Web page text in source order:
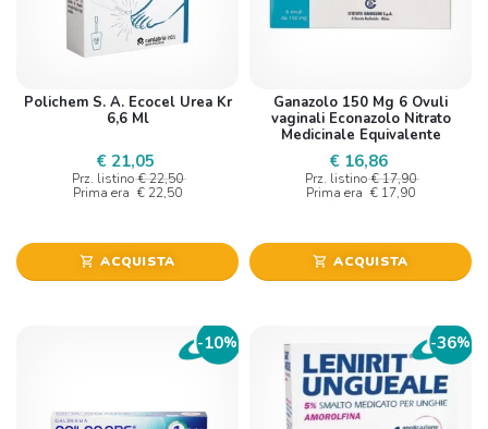
Polichem S. A. Ecocel Urea Kr
6,6 Ml
€ 21,05
Prz. listino € 22,50
Prima era € 22,50
shopping_cart ACQUISTA
Ganazolo 150 Mg 6 Ovuli
vaginali Econazolo Nitrato
Medicinale Equivalente
€ 16,86
Prz. listino € 17,90
Prima era € 17,90
shopping_cart ACQUISTA
-10% -36%